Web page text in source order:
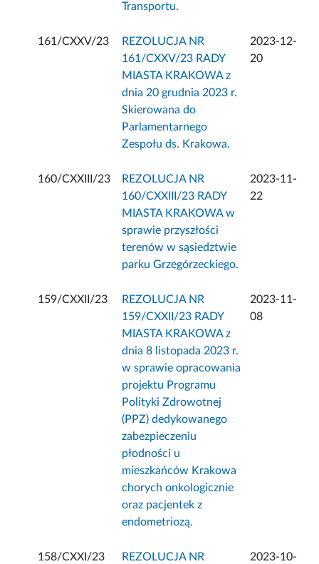
Transportu.
161/CXXV/23
REZOLUCJA NR
161/CXXV/23 RADY
MIASTA KRAKOWA z
dnia 20 grudnia 2023 r.
Skierowana do
Parlamentarnego
Zespołu ds. Krakowa.
2023-12-
20
160/CXXIII/23
REZOLUCJA NR
160/CXXIII/23 RADY
MIASTA KRAKOWA w
sprawie przyszłości
terenów w sąsiedztwie
parku Grzegórzeckiego.
2023-11-
22
159/CXXII/23
REZOLUCJA NR
159/CXXII/23 RADY
MIASTA KRAKOWA z
dnia 8 listopada 2023 r.
w sprawie opracowania
projektu Programu
Polityki Zdrowotnej
(PPZ) dedykowanego
zabezpieczeniu
płodności u
mieszkańców Krakowa
chorych onkologicznie
oraz pacjentek z
endometriozą.
2023-11-
08
158/CXXI/23
REZOLUCJA NR
2023-10-